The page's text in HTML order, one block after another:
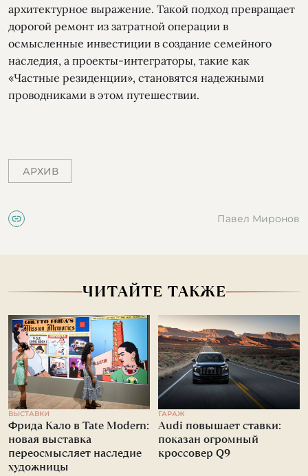
архитектурное выражение. Такой подход превращает
дорогой ремонт из затратной операции в
осмысленные инвестиции в создание семейного
наследия, а проекты-интеграторы, такие как
«Частные резиденции», становятся надежными
проводниками в этом путешествии.
АРХИВ
Павел Миронов
ЧИТАЙТЕ ТАКЖЕ
ВЫСТАВКИ
Фрида Кало в Tate Modern:
новая выставка
переосмысляет наследие
художницы
ГАРАЖ
Audi повышает ставки:
показан огромный
кроссовер Q9